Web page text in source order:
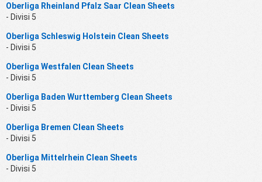
Oberliga Rheinland Pfalz Saar Clean Sheets
- Divisi 5
Oberliga Schleswig Holstein Clean Sheets
- Divisi 5
Oberliga Westfalen Clean Sheets
- Divisi 5
Oberliga Baden Wurttemberg Clean Sheets
- Divisi 5
Oberliga Bremen Clean Sheets
- Divisi 5
Oberliga Mittelrhein Clean Sheets
- Divisi 5